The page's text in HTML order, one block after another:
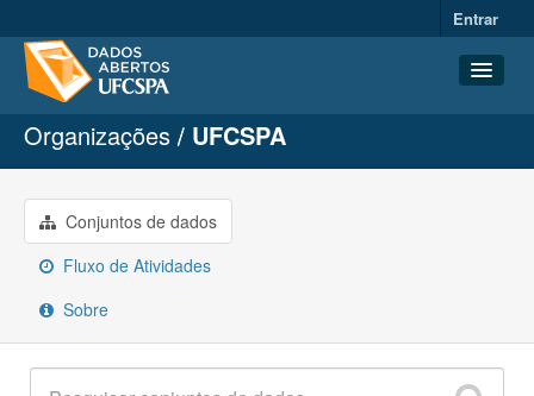
Entrar
Conjuntos de dados
Organizações
Grupos
Sobre
Organizações UFCSPA
Conjuntos de dados
Fluxo de Atividades
Sobre